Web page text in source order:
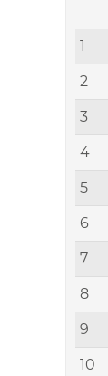
1
2
3
4
5
6
7
8
9
10